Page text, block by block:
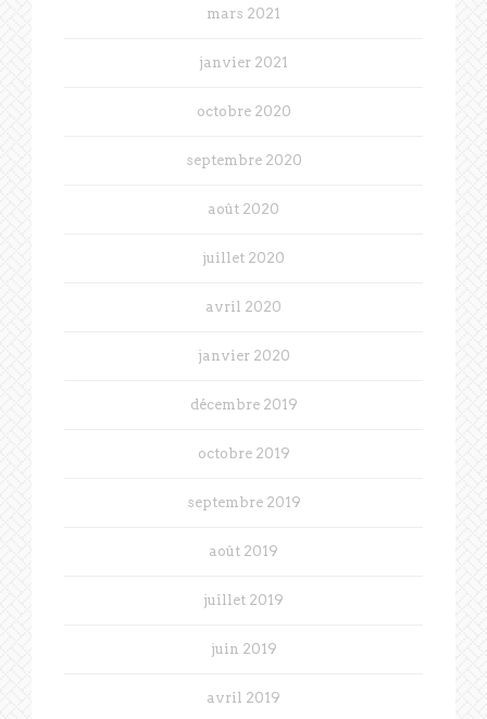
mars 2021
janvier 2021
octobre 2020
septembre 2020
août 2020
juillet 2020
avril 2020
janvier 2020
décembre 2019
octobre 2019
septembre 2019
août 2019
juillet 2019
juin 2019
avril 2019